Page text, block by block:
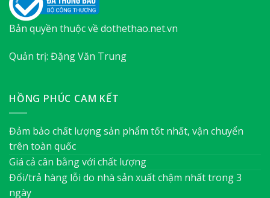
Bản quyền thuộc về dothethao.net.vn
Quản trị: Đặng Văn Trung
HỒNG PHÚC CAM KẾT
Đảm bảo chất lượng sản phẩm tốt nhất, vận chuyển
trên toàn quốc
Giá cả cân bằng với chất lượng
Đổi/trả hàng lỗi do nhà sản xuất chậm nhất trong 3
ngày